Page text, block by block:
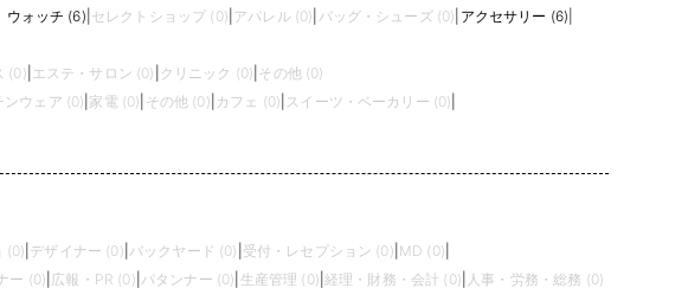
ウォッチ (6) セレクトショップ (0) アパレル (0) バッグ・シューズ (0) アクセサリー (6)
(0) エステ・サロン (0) クリニック (0) その他 (0)
ンウェア (0) 家電 (0) その他 (0) カフェ (0) スイーツ・ベーカリー (0)
(0) デザイナー (0) バックヤード (0) 受付・レセプション (0) MD (0)
ー (0) 広報・PR (0) パタンナー (0) 生産管理 (0) |経理・財務・会計 (0) 人事・労務・総務 (0)